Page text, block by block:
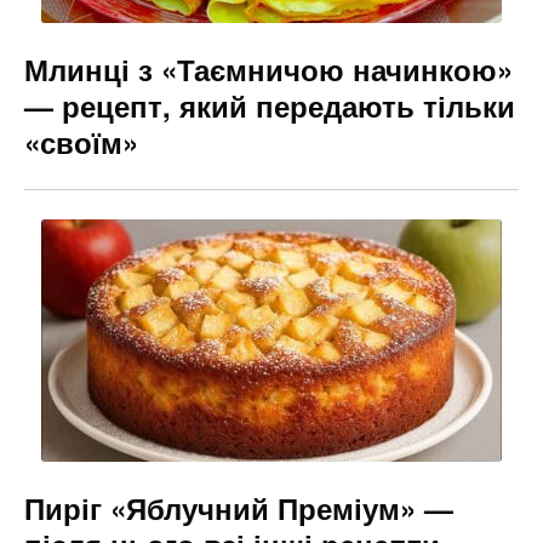
Млинці з «Таємничою начинкою»
— рецепт, який передають тільки
«своїм»
Пиріг «Яблучний Преміум» —